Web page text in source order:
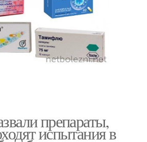
препараты,
испытания в